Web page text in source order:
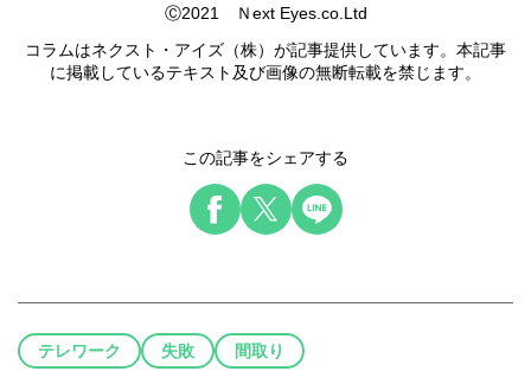
Ⓒ2021 Ｎext Eyes.co.Ltd
コラムはネクスト・アイズ（株）が記事提供しています。本記事
に掲載しているテキスト及び画像の無断転載を禁じます。
この記事をシェアする
テレワーク 失敗 間取り